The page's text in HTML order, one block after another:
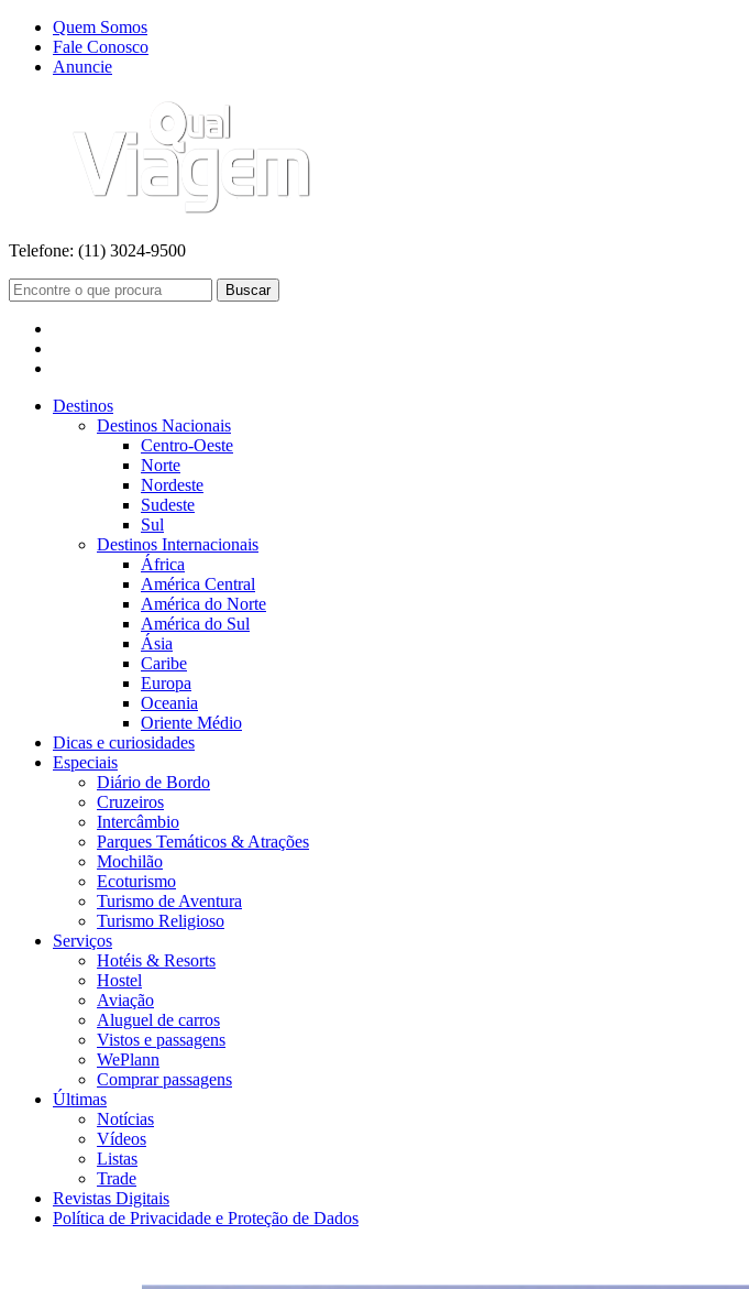
Quem Somos
Fale Conosco
Anuncie
Telefone: (11) 3024-9500
Buscar
Destinos
Destinos Nacionais
Centro-Oeste
Norte
Nordeste
Sudeste
Sul
Destinos Internacionais
África
América Central
América do Norte
América do Sul
Ásia
Caribe
Europa
Oceania
Oriente Médio
Dicas e curiosidades
Especiais
Diário de Bordo
Cruzeiros
Intercâmbio
Parques Temáticos & Atrações
Mochilão
Ecoturismo
Turismo de Aventura
Turismo Religioso
Serviços
Hotéis & Resorts
Hostel
Aviação
Aluguel de carros
Vistos e passagens
WePlann
Comprar passagens
Últimas
Notícias
Vídeos
Listas
Trade
Revistas Digitais
Política de Privacidade e Proteção de Dados